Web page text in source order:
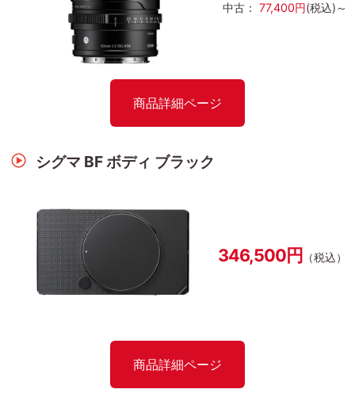
中古： 77,400円(税込)～
商品詳細ページ
シグマ BF ボディ ブラック
346,500円 （税込）
商品詳細ページ